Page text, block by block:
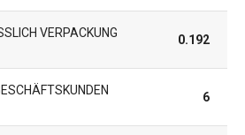
VERPACKUNG (
0.192
6